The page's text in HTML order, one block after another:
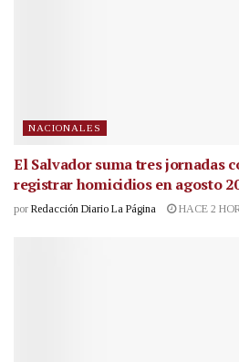
NACIONALES
El Salvador suma tres jornadas
registrar homicidios en agosto
por Redacción Diario La Página HACE 2